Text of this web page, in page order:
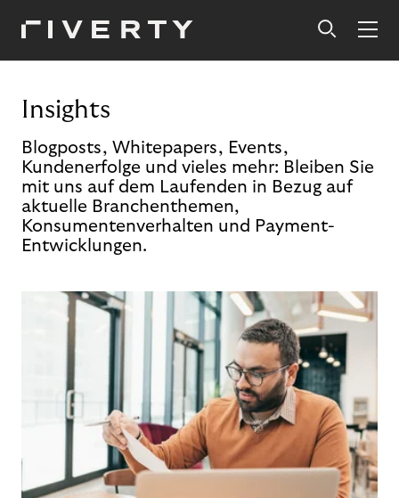
Insights
Blogposts, Whitepapers, Events,
Kundenerfolge und vieles mehr: Bleiben Sie
mit uns auf dem Laufenden in Bezug auf
aktuelle Branchenthemen,
Konsumentenverhalten und Payment-
Entwicklungen.